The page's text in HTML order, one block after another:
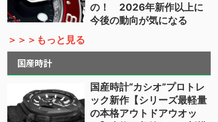
の！ 2026年新作以上に
今後の動向が気になる
＞＞＞もっと見る
国産時計
国産時計“カシオ”プロトレ
ック新作【シリーズ最軽量
の本格アウトドアウオッ